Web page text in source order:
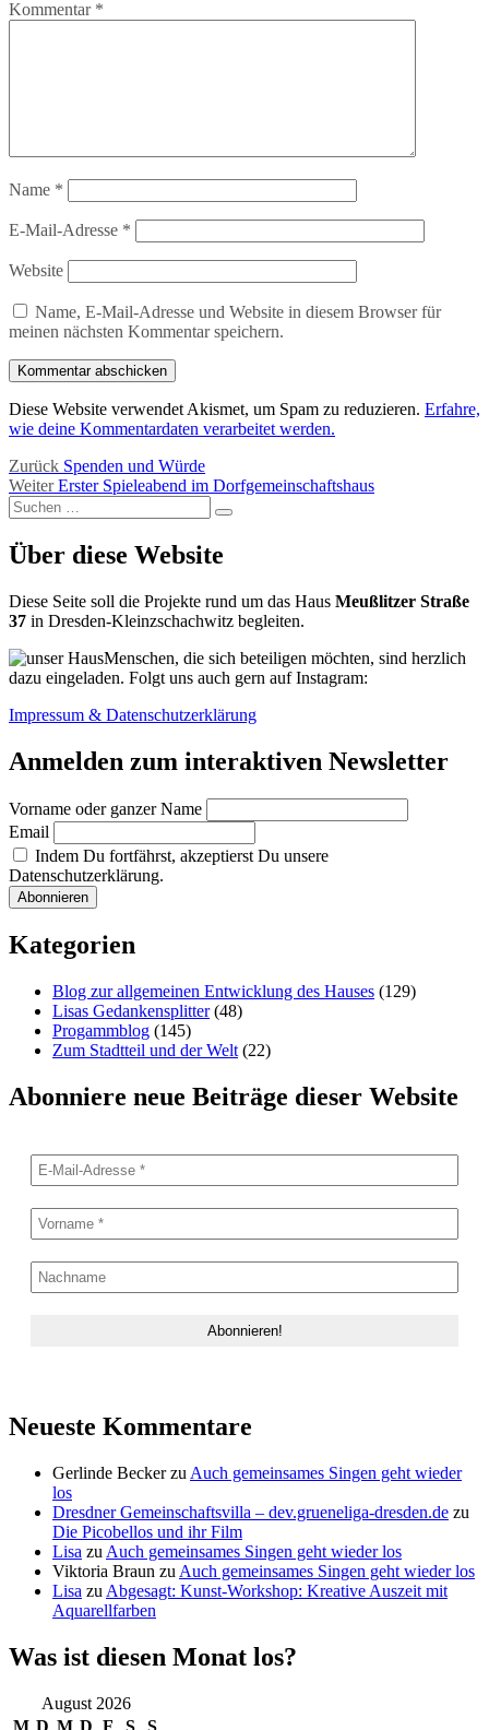
Kommentar *
Name *
E-Mail-Adresse *
Website
Name, E-Mail-Adresse und Website in diesem Browser für
meinen nächsten Kommentar speichern.
Diese Website verwendet Akismet, um Spam zu reduzieren. Erfahre,
wie deine Kommentardaten verarbeitet werden.
Beitragsnavigation
Zurück Vorheriger
Beitrag:
Spenden und Würde
Weiter Nächster
Beitrag:
Erster Spieleabend im Dorfgemeinschaftshaus
Suchen
nach:
Suchen
Über diese Website
Diese Seite soll die Projekte rund um das Haus Meußlitzer Straße
37 in Dresden-Kleinzschachwitz begleiten.
Menschen, die sich beteiligen möchten, sind herzlich
dazu eingeladen. Folgt uns auch gern auf Instagram:
Impressum & Datenschutzerklärung
Anmelden zum interaktiven Newsletter
Vorname oder ganzer Name
Email
Indem Du fortfährst, akzeptierst Du unsere
Datenschutzerklärung.
Kategorien
Blog zur allgemeinen Entwicklung des Hauses (129)
Lisas Gedankensplitter(48)
Progammblog (145)
Zum Stadtteil und der Welt (22)
Abonniere neue Beiträge dieser Website
Neueste Kommentare
Gerlinde Beckerzu Auch gemeinsames Singen geht wieder
los
Dresdner Gemeinschaftsvilla – dev.grueneliga-dresden.de zu
Die Picobellos und ihr Film
Lisa zu Auch gemeinsames Singen geht wieder los
Viktoria Braun zu Auch gemeinsames Singen geht wieder los
Lisa zu Abgesagt: Kunst-Workshop: Kreative Auszeit mit
Aquarellfarben
Was ist diesen Monat los?
August 2026
M D M D F S
S